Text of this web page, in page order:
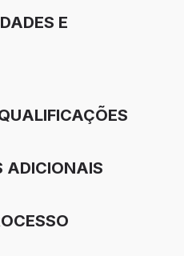
E
ADICIONAIS